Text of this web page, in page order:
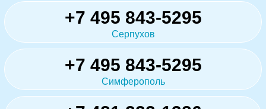
+7 495 843-5295
Серпухов
+7 495 843-5295
Симферополь